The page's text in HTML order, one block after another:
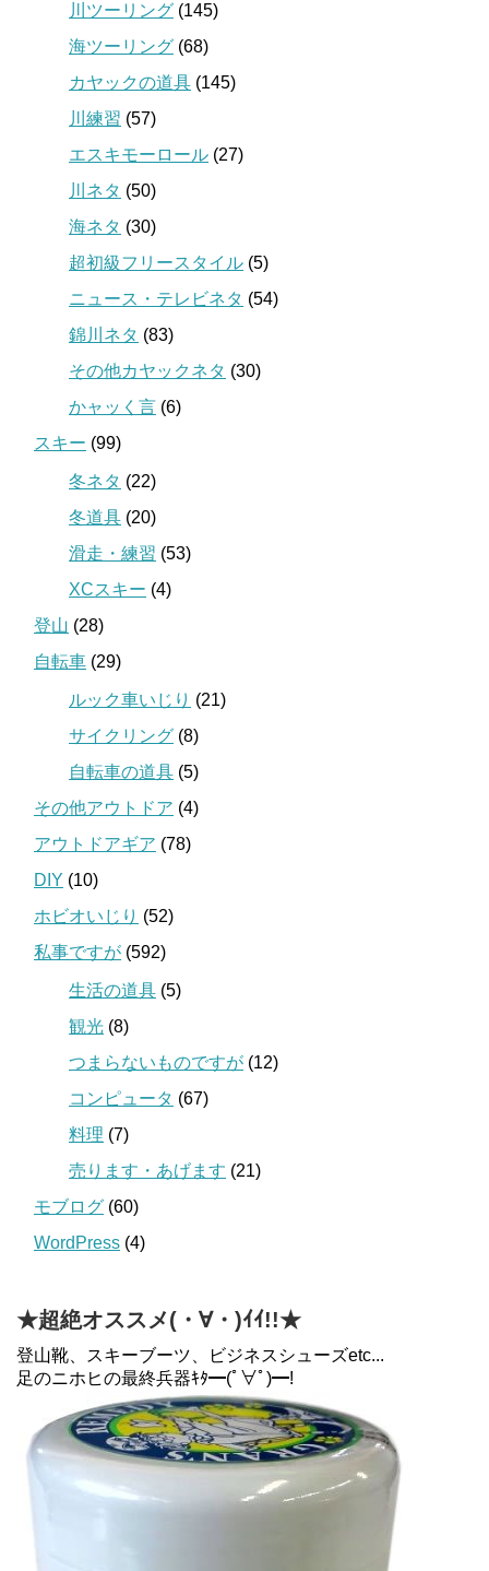
川ツーリング (145)
海ツーリング (68)
カヤックの道具 (145)
川練習 (57)
エスキモーロール (27)
川ネタ (50)
海ネタ (30)
超初級フリースタイル (5)
ニュース・テレビネタ (54)
錦川ネタ (83)
その他カヤックネタ (30)
かャッく言 (6)
スキー (99)
冬ネタ (22)
冬道具 (20)
滑走・練習 (53)
XCスキー (4)
登山 (28)
自転車 (29)
ルック車いじり (21)
サイクリング (8)
自転車の道具 (5)
その他アウトドア (4)
アウトドアギア (78)
DIY (10)
ホビオいじり (52)
私事ですが (592)
生活の道具 (5)
観光 (8)
つまらないものですが (12)
コンピュータ (67)
料理 (7)
売ります・あげます (21)
モブログ (60)
WordPress (4)
★超絶オススメ(・∀・)ｲｲ!!★
登山靴、スキーブーツ、ビジネスシューズetc...
足のニホヒの最終兵器ｷﾀ━(ﾟ∀ﾟ)━!